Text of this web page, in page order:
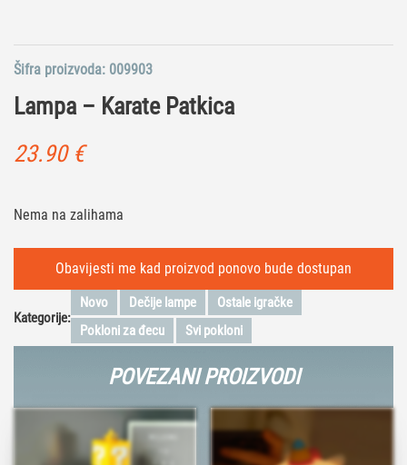
Lampa – Karate Patkica
23.90 €
Nema na zalihama
Šifra proizvoda: 009903
Kategorije:
Novo Dečije lampe
Ostale igračke
Pokloni za đecu
Svi pokloni
POVEZANI PROIZVODI